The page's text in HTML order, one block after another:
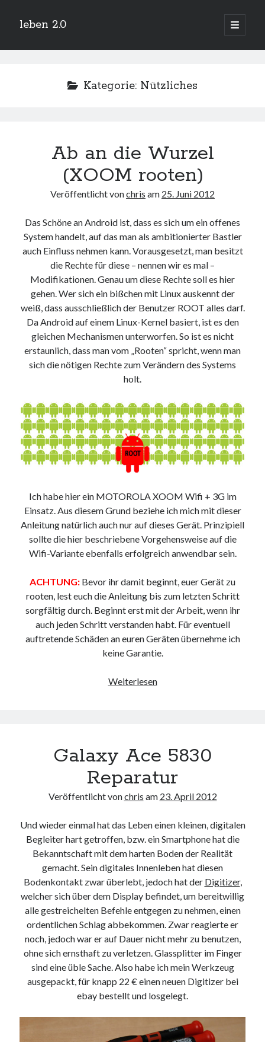
leben 2.0
öffnen
Sidebar
Arduino und BME 280
13. Januar 2019
Minecraft-Server
25. November 2018
icinga critical/config: Error: Stack overflow while evaluating expression:
Recursion level too deep.
1. April 2018
Winterhüttentour 2018
Neueste Kommentare
Michaelzuthe wink of nintendo DS lite
chriszuVGN-P11Z auf SSD
JanzuVGN-P11Z auf SSD
Kategorien
Aktion
Mikrocontroller
Nützliches
Raspberry
Web 2.0
Youtube
Seiten
Running
Impressum / Datenschutz
Kategorie: Nützliches
Ab an die Wurzel
(XOOM rooten)
Veröffentlicht vonchris am 25. Juni 2012
Das Schöne an Android ist, dass es sich um ein offenes
System handelt, auf das man als ambitionierter Bastler
auch Einfluss nehmen kann. Vorausgesetzt, man besitzt
die Rechte für diese – nennen wir es mal –
Modifikationen. Genau um diese Rechte soll es hier
gehen. Wer sich ein bißchen mit Linux auskennt der
weiß, dass ausschließlich der Benutzer ROOT alles darf.
Da Android auf einem Linux-Kernel basiert, ist es den
gleichen Mechanismen unterworfen. So ist es nicht
erstaunlich, dass man vom „Rooten“ spricht, wenn man
sich die nötigen Rechte zum Verändern des Systems
holt.
Ich habe hier ein MOTOROLA XOOM Wifi + 3G im
Einsatz. Aus diesem Grund beziehe ich mich mit dieser
Anleitung natürlich auch nur auf dieses Gerät. Prinzipiell
sollte die hier beschriebene Vorgehensweise auf die
Wifi-Variante ebenfalls erfolgreich anwendbar sein.
ACHTUNG: Bevor ihr damit beginnt, euer Gerät zu
rooten, lest euch die Anleitung bis zum letzten Schritt
sorgfältig durch. Beginnt erst mit der Arbeit, wenn ihr
auch jeden Schritt verstanden habt. Für eventuell
auftretende Schäden an euren Geräten übernehme ich
keine Garantie.
WeiterlesenAb
rooten)
Galaxy Ace 5830
Reparatur
Veröffentlicht vonchris am 23. April 2012
Und wieder einmal hat das Leben einen kleinen, digitalen
Begleiter hart getroffen, bzw. ein Smartphone hat die
Bekanntschaft mit dem harten Boden der Realität
gemacht. Sein digitales Innenleben hat diesen
Bodenkontakt zwar überlebt, jedoch hat der Digitizer,
welcher sich über dem Display befindet, um bereitwillig
alle gestreichelten Befehle entgegen zu nehmen, einen
ordentlichen Schlag abbekommen. Zwar reagierte er
noch, jedoch war er auf Dauer nicht mehr zu benutzen,
ohne sich ernsthaft zu verletzen. Glassplitter im Finger
sind eine üble Sache. Also habe ich mein Werkzeug
ausgepackt, für knapp 22 € einen neuen Digitizer bei
ebay bestellt und losgelegt.